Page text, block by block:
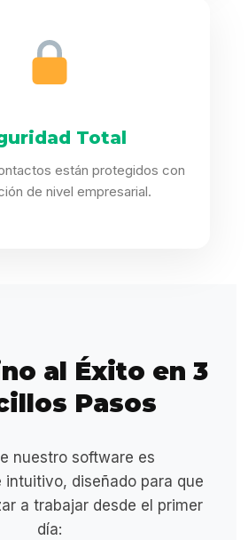
Total
están protegidos con
de nivel empresarial.
al Éxito en 3
Pasos
nuestro software es
intuitivo, diseñado para que
a trabajar desde el primer
día: